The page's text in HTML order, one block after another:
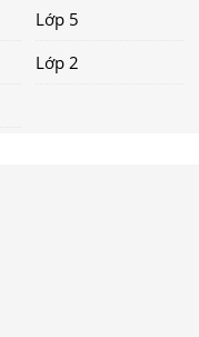
Lớp 5
Lớp 2